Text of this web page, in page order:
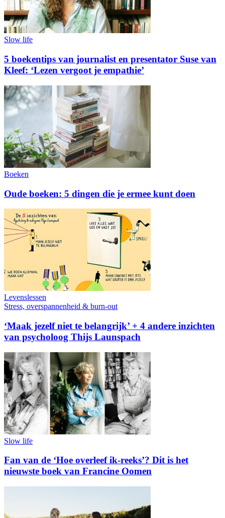
Slow life
5 boekentips van journalist en presentator Suse van
Kleef: ‘Lezen vergoot je empathie’
Boeken
Oude boeken: 5 dingen die je ermee kunt doen
Levenslessen
Stress, overspannenheid & burn-out
‘Maak jezelf niet te belangrijk’ + 4 andere inzichten
van psycholoog Thijs Launspach
Slow life
Fan van de ‘Hoe overleef ik-reeks’? Dit is het
nieuwste boek van Francine Oomen